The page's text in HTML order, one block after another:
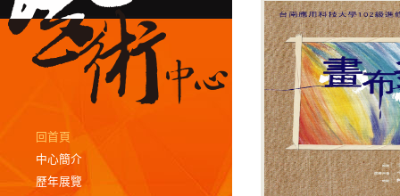
回首頁
中心簡介
歷年展覽